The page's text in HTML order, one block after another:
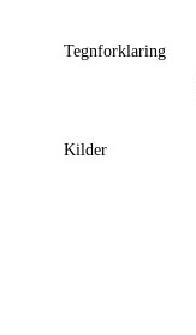
Tegnforklaring
Kilder